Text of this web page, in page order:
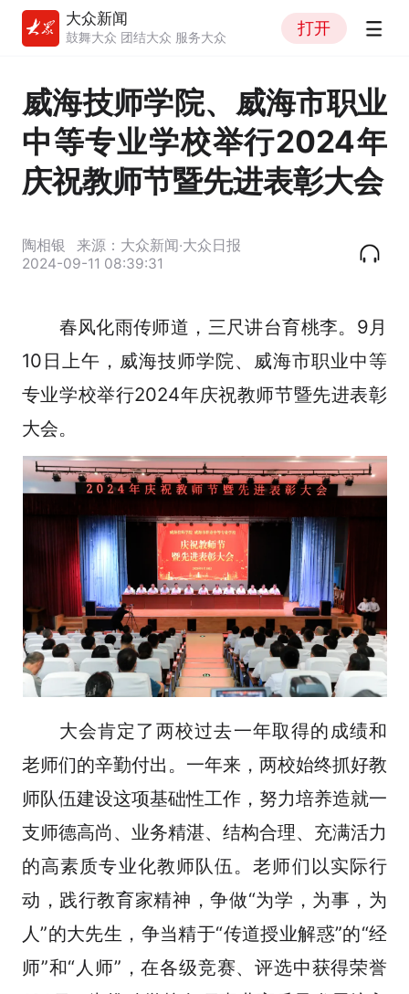
大众新闻
鼓舞大众 团结大众 服务大众
打开
威海技师学院、威海市职业
中等专业学校举行2024年
庆祝教师节暨先进表彰大会
陶相银
来源：大众新闻·大众日报
2024-09-11 08:39:31
春风化雨传师道，三尺讲台育桃李。9月
10日上午，威海技师学院、威海市职业中等
专业学校举行2024年庆祝教师节暨先进表彰
大会。
大会肯定了两校过去一年取得的成绩和
老师们的辛勤付出。一年来，两校始终抓好教
师队伍建设这项基础性工作，努力培养造就一
支师德高尚、业务精湛、结构合理、充满活力
的高素质专业化教师队伍。老师们以实际行
动，践行教育家精神，争做“为学，为事，为
人”的大先生，争当精于“传道授业解惑”的“经
师”和“人师”，在各级竞赛、评选中获得荣誉